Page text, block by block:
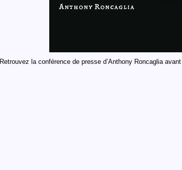
Retrouvez la conférence de presse d’Anthony Roncaglia